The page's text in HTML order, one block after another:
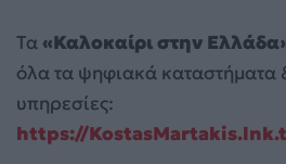
Τα«Καλοκαίρι στην
όλα τα ψηφιακά καταστήματα
υπηρεσίες:
https://